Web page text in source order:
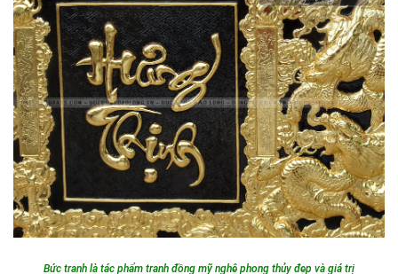
Bức tranh là tác phẩm tranh đồng mỹ nghệ phong thủy đẹp và giá trị